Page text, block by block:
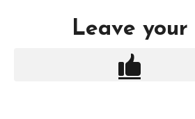
Leave your